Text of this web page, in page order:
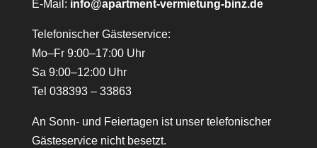
E-Mail: info@apartment-vermietung-binz.de
Telefonischer Gästeservice:
Mo–Fr 9:00–17:00 Uhr
Sa 9:00–12:00 Uhr
Tel 038393 – 33863
An Sonn- und Feiertagen ist unser telefonischer
Gästeservice nicht besetzt.